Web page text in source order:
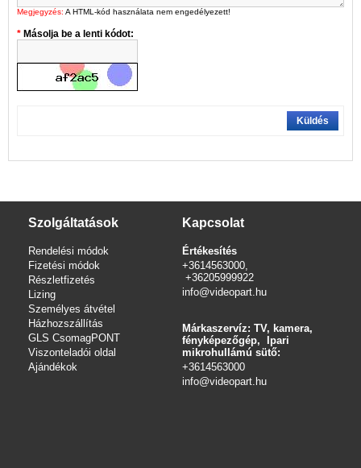
Megjegyzés: A HTML-kód használata nem engedélyezett!
Másolja be a lenti kódot:
Küldés
Szolgáltatások
Rendelési módok
Fizetési módok
Részletfizetés
Lizing
Személyes átvétel
Házhozszállítás
GLS CsomagPONT
Viszonteladói oldal
Ajándékok
Kapcsolat
Értékesítés
+3614563000,
+36205999922
info@videopart.hu
Márkaszervíz: TV, kamera,
fényképezőgép, Ipari
mikrohullámú sütő:
+3614563000
info@videopart.hu